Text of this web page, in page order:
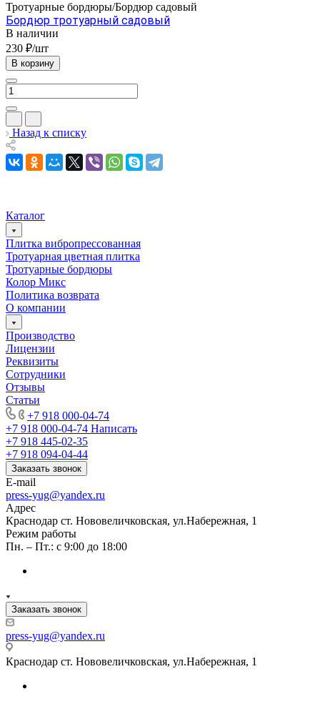
Тротуарные бордюры/Бордюр садовый
Бордюр тротуарный садовый
В наличии
230 ₽/шт
В корзину
Назад к списку
Каталог
Плитка вибропрессованная
Тротуарная цветная плитка
Тротуарные бордюры
Колор Микс
Политика возврата
О компании
Производство
Лицензии
Реквизиты
Сотрудники
Отзывы
Статьи
+7 918 000-04-74
+7 918 000-04-74 Написать
+7 918 445-02-35
+7 918 094-04-44
Заказать звонок
E-mail
press-yug@yandex.ru
Адрес
Краснодар ст. Нововеличковская, ул.Набережная, 1
Режим работы
Пн. – Пт.: с 9:00 до 18:00
Заказать звонок
press-yug@yandex.ru
Краснодар ст. Нововеличковская, ул.Набережная, 1